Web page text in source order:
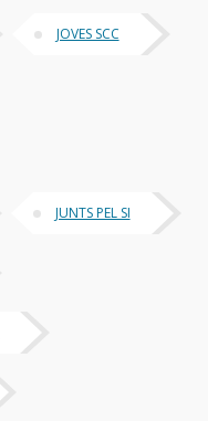
JOVES SCC
JUNTS PEL SI